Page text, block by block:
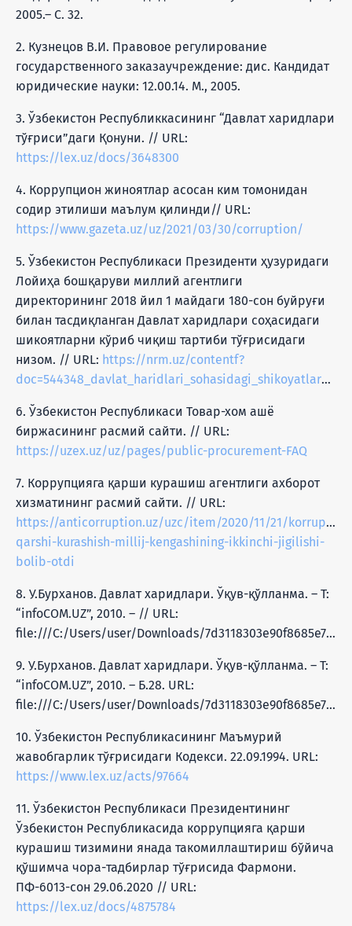
2005.– С. 32.
2. Кузнецов В.И. Правовое регулирование
государственного заказаучреждение: дис. Кандидат
юридические науки: 12.00.14. М., 2005.
3. Ўзбекистон Республиккасининг “Давлат харидлари
тўғриси”даги Қонуни. // URL:
https://lex.uz/docs/3648300
4. Коррупцион жиноятлар асосан ким томонидан
содир этилиши маълум қилинди// URL:
https://www.gazeta.uz/uz/2021/03/30/corruption/
5. Ўзбекистон Республикаси Президенти ҳузуридаги
Лойиҳа бошқаруви миллий агентлиги
директорининг 2018 йил 1 майдаги 180-сон буйруғи
билан тасдиқланган Давлат харидлари соҳасидаги
шикоятларни кўриб чиқиш тартиби тўғрисидаги
низом. // URL: https://nrm.uz/contentf?
doc=544348_davlat_haridlari_sohasidagi_shikoyatlarni_ko%E2%80%98rib_chiqish_tartibi_to%E2%80%98g%E2%80%98risidagi_nizom
6. Ўзбекистон Республикаси Товар-хом ашё
биржасининг расмий сайти. // URL:
https://uzex.uz/uz/pages/public-procurement-FAQ
7. Коррупцияга қарши курашиш агентлиги ахборот
хизматининг расмий сайти. // URL:
https://anticorruption.uz/uzc/item/2020/11/21/
qarshi-kurashish-millij-kengashining-ikkinchi-jigilishi-
bolib-otdi
8. У.Бурханов. Давлат харидлари. Ўқув-қўлланма. – Т:
“infoCOM.UZ”, 2010. – // URL:
file:///C:/Users/user/Downloads/7d3118303e90f8685e736e7956ec0640.pdf
9. У.Бурханов. Давлат харидлари. Ўқув-қўлланма. – Т:
“infoCOM.UZ”, 2010. – Б.28. URL:
file:///C:/Users/user/Downloads/7d3118303e90f8685e736e7956ec0640.pdf
10. Ўзбекистон Республикасининг Маъмурий
жавобгарлик тўғрисидаги Кодекси. 22.09.1994. URL:
https://www.lex.uz/acts/97664
11. Ўзбекистон Республикаси Президентининг
Ўзбекистон Республикасида коррупцияга қарши
курашиш тизимини янада такомиллаштириш бўйича
қўшимча чора-тадбирлар тўғрисида Фармони.
ПФ-6013-сон 29.06.2020 // URL:
https://lex.uz/docs/4875784